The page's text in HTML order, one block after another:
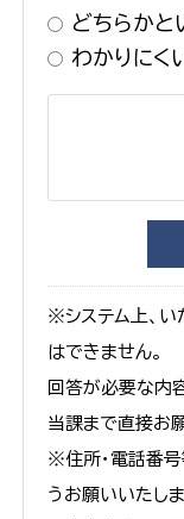
どちらかと
わかりにく
※システム上、い
はできません。
回答が必要な内
当課まで直接お
※住所・電話番
うお願いいたしま